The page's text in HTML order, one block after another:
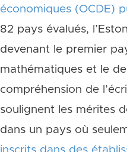
économiques (OCDE)
82 pays évalués,
devenant le premier
mathématiques et le
compréhension de
soulignent les mérites
dans un pays où